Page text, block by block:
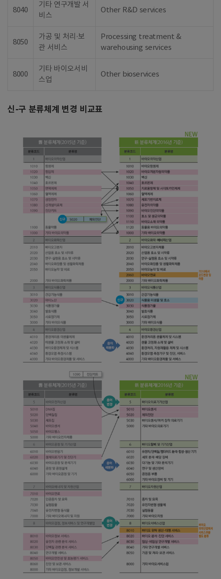
8040
기타 연구개발 서
비스
Other R&D services
8050
가공 및 처리·보
관 서비스
Processing treatment &
warehousing services
8000
기타 바이오서비
스업
Other bioservices
신-구 분류체계 변경 비교표